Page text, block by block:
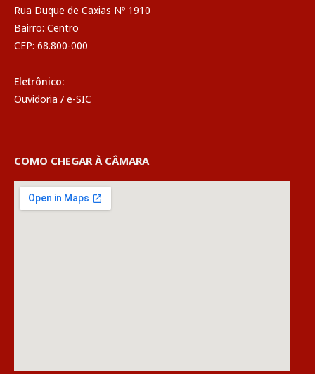
Rua Duque de Caxias Nº 1910
Bairro: Centro
CEP: 68.800-000
Eletrônico:
Ouvidoria / e-SIC
COMO CHEGAR À CÂMARA